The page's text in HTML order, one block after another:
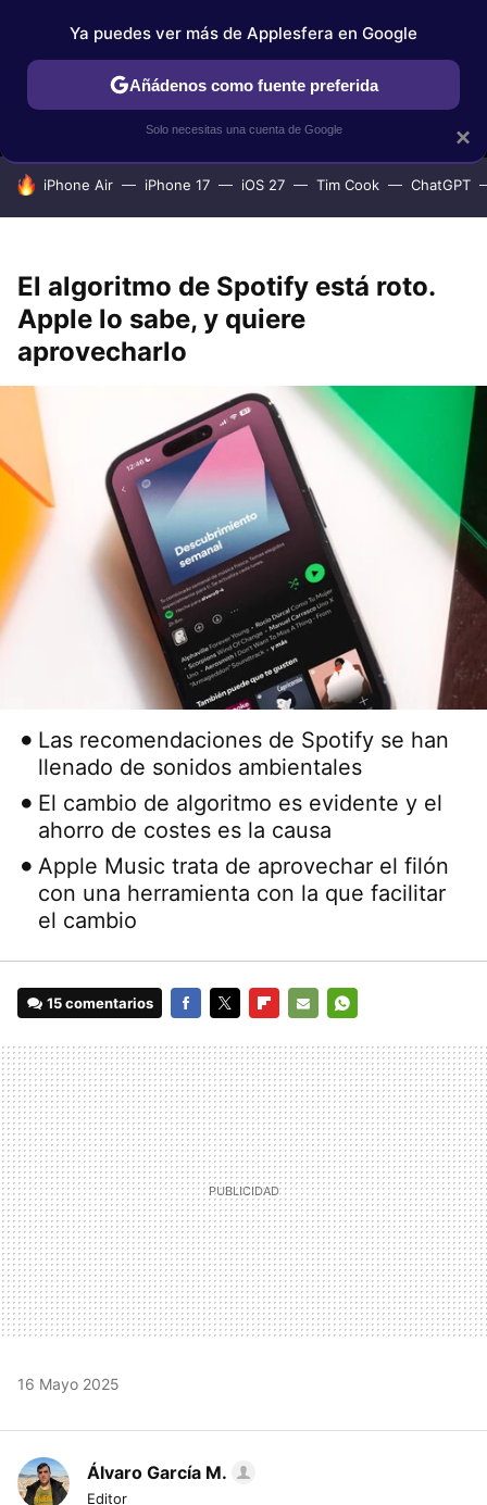
MENÚ NUEVO
TUTORIALES APPLESFERA SELECCIÓN
HOY SE HABLA DE
iPhone Air iPhone 17 iOS 27 Tim Cook ChatGPT
El algoritmo de Spotify está roto.
Apple lo sabe, y quiere
aprovecharlo
Las recomendaciones de Spotify se han
llenado de sonidos ambientales
El cambio de algoritmo es evidente y el
ahorro de costes es la causa
Apple Music trata de aprovechar el filón
con una herramienta con la que facilitar
el cambio
15 comentarios
MAIL
16 Mayo 2025
Álvaro García M.
Editor
×
Ya puedes ver más de Applesfera en Google
Añádenos como fuente preferida
Solo necesitas una cuenta de Google